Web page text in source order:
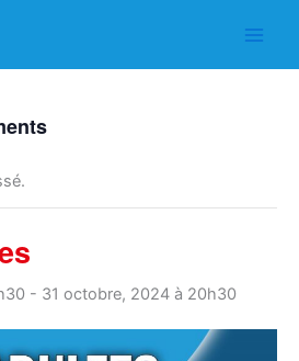
- 31 octobre, 2024 à 20h30